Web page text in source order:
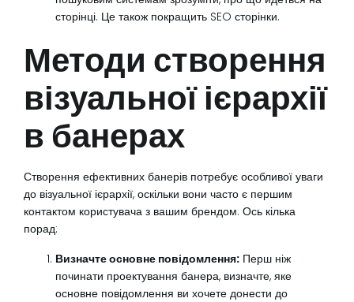
сторінці. Це також покращить SEO сторінки.
Методи створення
візуальної ієрархії
в банерах
Створення ефективних банерів потребує особливої уваги
до візуальної ієрархії, оскільки вони часто є першим
контактом користувача з вашим брендом. Ось кілька
порад:
Визначте основне повідомлення: Перш ніж
починати проектування банера, визначте, яке
основне повідомлення ви хочете донести до